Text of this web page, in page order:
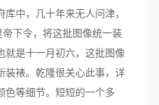
中，几十年来无人问津，
帝下令，将这批图像统一装
就是十一月初六，这批图像
装裱。乾隆很关心此事，详
色等细节。短短的一个多